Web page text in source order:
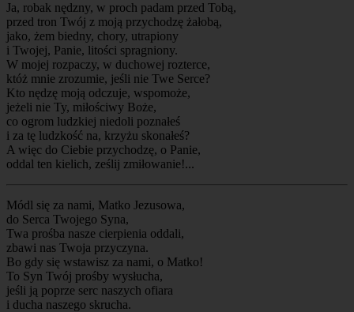
Ja, robak nędzny, w proch padam przed Tobą,
przed tron Twój z moją przychodzę żałobą,
jako, żem biedny, chory, utrapiony
i Twojej, Panie, litości spragniony.
W mojej rozpaczy, w duchowej rozterce,
któż mnie zrozumie, jeśli nie Twe Serce?
Kto nędzę moją odczuje, wspomoże,
jeżeli nie Ty, miłościwy Boże,
co ogrom ludzkiej niedoli poznałeś
i za tę ludzkość na, krzyżu skonałeś?
A więc do Ciebie przychodzę, o Panie,
oddal ten kielich, ześlij zmiłowanie!...
Módl się za nami, Matko Jezusowa,
do Serca Twojego Syna,
Twa prośba nasze cierpienia oddali,
zbawi nas Twoja przyczyna.
Bo gdy się wstawisz za nami, o Matko!
To Syn Twój prośby wysłucha,
jeśli ją poprze serc naszych ofiara
i ducha naszego skrucha.